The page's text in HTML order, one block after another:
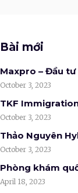
Bài mới
Maxpro – Đầu
October 3, 2023
TKF
October 3, 2023
Thảo Nguyên
October 3, 2023
Phòng khám
April 18, 2023